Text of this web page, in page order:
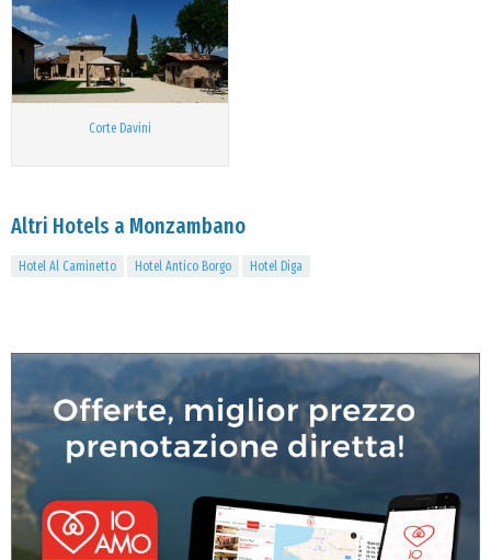
Corte Davini
Altri Hotels a Monzambano
Hotel Al Caminetto Hotel Antico Borgo Hotel Diga